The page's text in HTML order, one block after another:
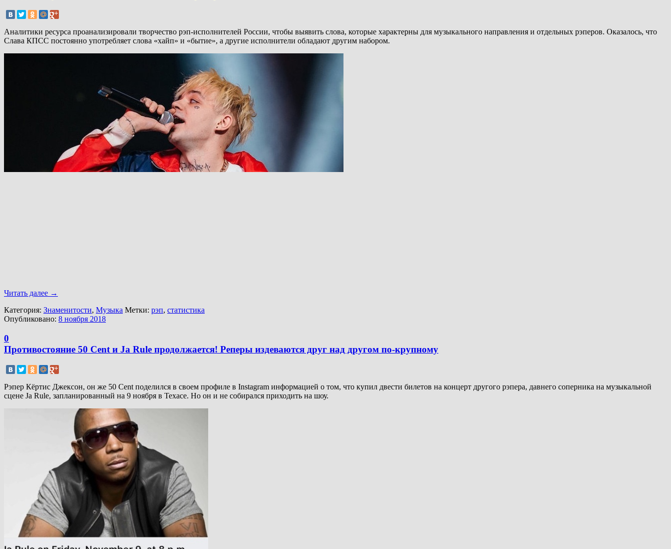
Аналитики ресурса проанализировали творчество рэп-исполнителей России, чтобы выявить слова, которые характерны для музыкального направления и отдельных рэперов. Оказалось, что
Слава КПСС постоянно употребляет слова «хайп» и «бытие», а другие исполнители обладают другим набором.
Читать далее →
Категория: Знаменитости, Музыка Метки: рэп, статистика
Опубликовано: 8 ноября 2018
0
Противостояние 50 Cent и Ja Rule продолжается! Реперы издеваются друг над другом по-крупному
Рэпер Кёртис Джексон, он же 50 Cent поделился в своем профиле в Instagram информацией о том, что купил двести билетов на концерт другого рэпера, давнего соперника на музыкальной
сцене Ja Rule, запланированный на 9 ноября в Техасе. Но он и не собирался приходить на шоу.